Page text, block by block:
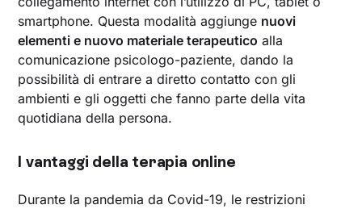
smartphone. Questa modalità aggiunge nuovi
elementi e nuovo materiale terapeutico alla
comunicazione psicologo-paziente, dando la
possibilità di entrare a diretto contatto con gli
ambienti e gli oggetti che fanno parte della vita
quotidiana della persona.
I vantaggi della terapia online
Durante la pandemia da Covid-19, le restrizioni